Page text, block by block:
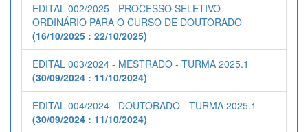
EDITAL 002/2025 - PROCESSO SELETIVO
ORDINÁRIO PARA O CURSO DE DOUTORADO
(16/10/2025 : 22/10/2025)
EDITAL 003/2024 - MESTRADO - TURMA 2025.1
(30/09/2024 : 11/10/2024)
EDITAL 004/2024 - DOUTORADO - TURMA 2025.1
(30/09/2024 : 11/10/2024)